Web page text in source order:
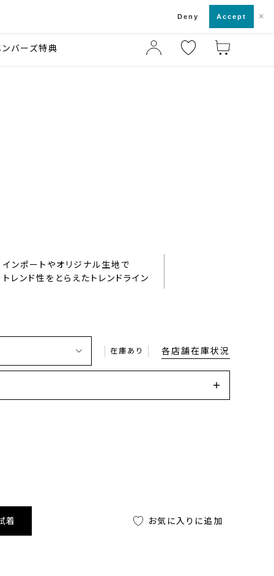
ンバーズ特典
インポートやオリジナル生地で
トレンド性をとらえたトレンドライン
在庫あり 各店舗在庫状況
着 お気に入りに追加
Deny Accept ×